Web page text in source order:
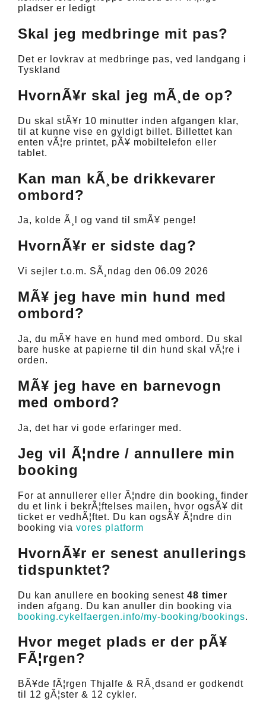
pladser er ledigt
Skal jeg medbringe mit pas?
Det er lovkrav at medbringe pas, ved landgang i
Tyskland
HvornÃ¥r skal jeg mÃ¸de op?
Du skal stÃ¥r 10 minutter inden afgangen klar,
til at kunne vise en gyldigt billet. Billettet kan
enten vÃ¦re printet, pÃ¥ mobiltelefon eller
tablet.
Kan man kÃ¸be drikkevarer
ombord?
Ja, kolde Ã¸l og vand til smÃ¥ penge!
HvornÃ¥r er sidste dag?
Vi sejler t.o.m. SÃ¸ndag den 06.09 2026
MÃ¥ jeg have min hund med
ombord?
Ja, du mÃ¥ have en hund med ombord. Du skal
bare huske at papierne til din hund skal vÃ¦re i
orden.
MÃ¥ jeg have en barnevogn
med ombord?
Ja, det har vi gode erfaringer med.
Jeg vil Ã¦ndre / annullere min
booking
For at annullerer eller Ã¦ndre din booking, finder
du et link i bekrÃ¦ftelses mailen, hvor ogsÃ¥ dit
ticket er vedhÃ¦ftet. Du kan ogsÃ¥ Ã¦ndre din
booking via vores platform
HvornÃ¥r er senest anullerings
tidspunktet?
Du kan anullere en booking senest 48 timer
inden afgang. Du kan anuller din booking via
booking.cykelfaergen.info/my-booking/bookings.
Hvor meget plads er der pÃ¥
FÃ¦rgen?
BÃ¥de fÃ¦rgen Thjalfe & RÃ¸dsand er godkendt
til 12 gÃ¦ster & 12 cykler.